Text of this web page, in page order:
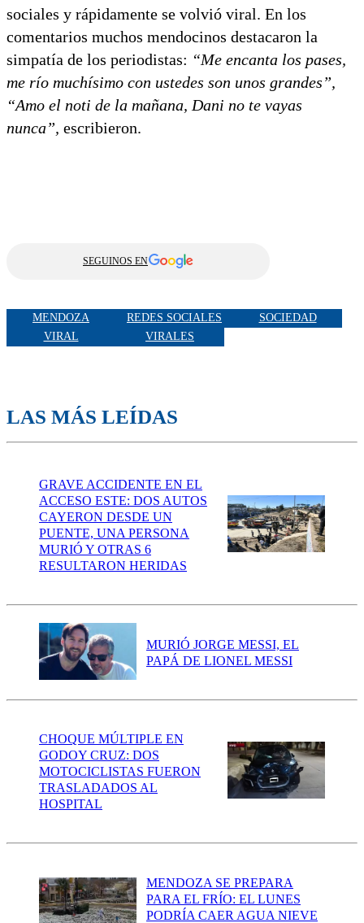
sociales y rápidamente se volvió viral. En los
comentarios muchos mendocinos destacaron la
simpatía de los periodistas: “Me encanta los pases,
me río muchísimo con ustedes son unos grandes”,
“Amo el noti de la mañana, Dani no te vayas
nunca”, escribieron.
SEGUINOS EN
MENDOZA REDES SOCIALES
SOCIEDAD
VIRAL
VIRALES
LAS MÁS LEÍDAS
GRAVE ACCIDENTE EN EL
ACCESO ESTE: DOS AUTOS
CAYERON DESDE UN
PUENTE, UNA PERSONA
MURIÓ Y OTRAS 6
RESULTARON HERIDAS
MURIÓ JORGE MESSI, EL
PAPÁ DE LIONEL MESSI
CHOQUE MÚLTIPLE EN
GODOY CRUZ: DOS
MOTOCICLISTAS FUERON
TRASLADADOS AL
HOSPITAL
MENDOZA SE PREPARA
PARA EL FRÍO: EL LUNES
PODRÍA CAER AGUA NIEVE